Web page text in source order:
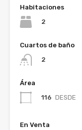
Habitaciones
2
Cuartos de baño
2
Área
116 DESDE
En Venta